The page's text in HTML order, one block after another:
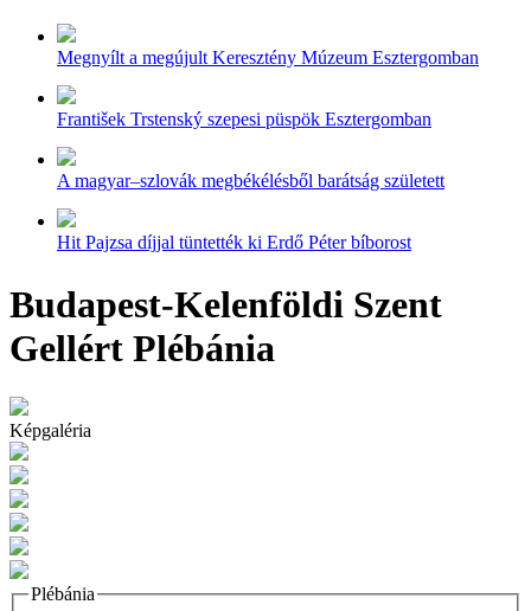
Megnyílt a megújult Keresztény Múzeum Esztergomban
František Trstenský szepesi püspök Esztergomban
A magyar–szlovák megbékélésből barátság született
Hit Pajzsa díjjal tüntették ki Erdő Péter bíborost
Budapest-Kelenföldi Szent
Gellért Plébánia
Képgaléria
Plébánia